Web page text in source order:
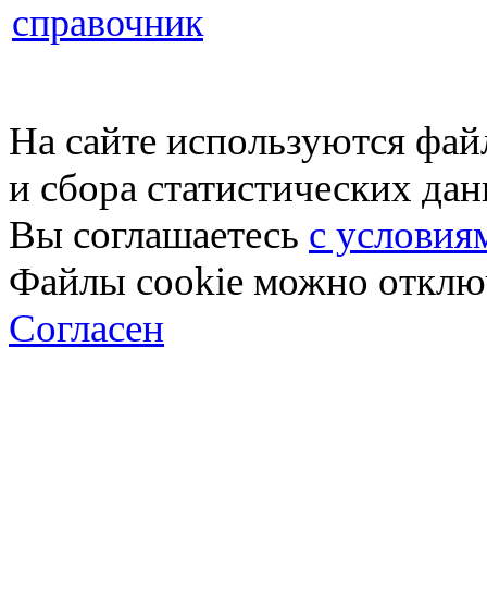
справочник
На сайте используются
и сбора статистических
Вы соглашаетесь с
Файлы cookie можно
Согласен